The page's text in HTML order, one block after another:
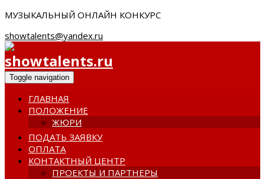
МУЗЫКАЛЬНЫЙ ОНЛАЙН КОНКУРС
showtalents@yandex.ru
Toggle navigation
ГЛАВНАЯ
ПОЛОЖЕНИЕ
ЖЮРИ
ПОДАТЬ ЗАЯВКУ
ОПЛАТА
КОНТАКТНЫЙ ЦЕНТР
ПРОЕКТЫ И ПАРТНЕРЫ